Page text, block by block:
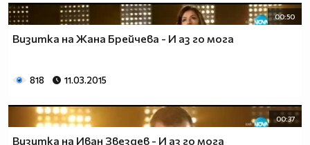
00:50
Визитка на Жана Брейчева - И аз го мога
818 11.03.2015
00:37
Визитка на Иван Звездев - И аз го мога